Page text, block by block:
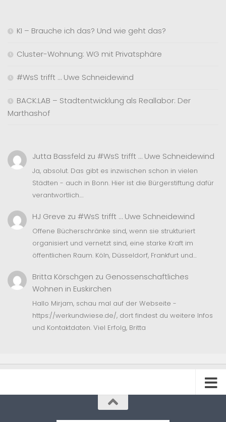
KI – Brauche ich das? Und wie geht das?
Cluster-Wohnung: WG mit Privatsphäre
#WsS trifft … Uwe Schneidewind
BACK:LAB – Stadtentwicklung als Reallabor: Der
Marthashof
Jutta Bassfeld zu #WsS trifft … Uwe Schneidewind
Ja, absolut. Das gibt es inzwischen schon in vielen
Städten - auch in Bonn. Hier ist die Bürgerstiftung dafür
verantwortlich.…
HJ Greve zu #WsS trifft … Uwe Schneidewind
Offene Bücherschränke sind, wenn sie strukturiert
organisiert und vernetzt sind, eine starke Kraft im
öffentlichen Raum. Köln, Düsseldorf, Frankfurt und…
Britta Körschgen zu Genossenschaftliches
Wohnen in Euskirchen
Hallo Mirjam, schau mal auf der Webseite -
https://werkundwiese.de/, dort findest du weitere Infos
und Kontaktdaten. Viel Erfolg, Britta